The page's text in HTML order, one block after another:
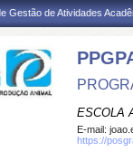
Gestão de Atividades
ESCOLA
E-mail:
https://